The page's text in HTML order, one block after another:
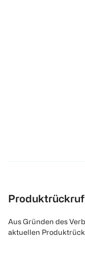
Produktrückruf
Aus Gründen des
aktuellen